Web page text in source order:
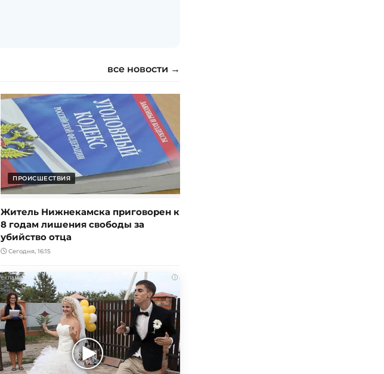
все новости →
ПРОИСШЕСТВИЯ
Житель Нижнекамска приговорен к
8 годам лишения свободы за
убийство отца
Сегодня, 16:15
i